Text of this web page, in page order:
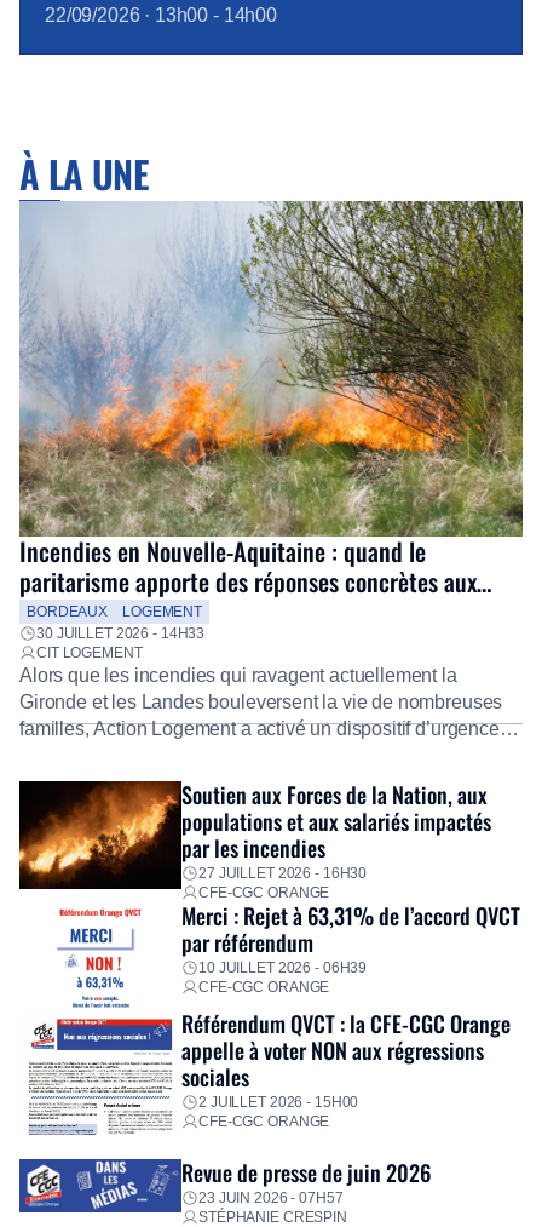
22/09/2026· 13h00 - 14h00
À LA UNE
Incendies en Nouvelle-Aquitaine : quand le
paritarisme apporte des réponses concrètes aux
salariés
BORDEAUX
LOGEMENT
30 JUILLET 2026 - 14H33
CIT LOGEMENT
Alors que les incendies qui ravagent actuellement la
Gironde et les Landes bouleversent la vie de nombreuses
familles, Action Logement a activé un dispositif d’urgence
Fidèle à sa mission d’utilité sociale, le Groupe mobilise
immédiatement ses équipes afin de proposer un diagnostic
personnalisé, des aides financières pour faire face aux
premières dépenses, […]
Soutien aux Forces de la Nation, aux
populations et aux salariés impactés
par les incendies
27 JUILLET 2026 - 16H30
CFE-CGC ORANGE
Merci : Rejet à 63,31% de l’accord QVCT
par référendum
10 JUILLET 2026 - 06H39
CFE-CGC ORANGE
Référendum QVCT : la CFE-CGC Orange
appelle à voter NON aux régressions
sociales
2 JUILLET 2026 - 15H00
CFE-CGC ORANGE
Revue de presse de juin 2026
23 JUIN 2026 - 07H57
STÉPHANIE CRESPIN